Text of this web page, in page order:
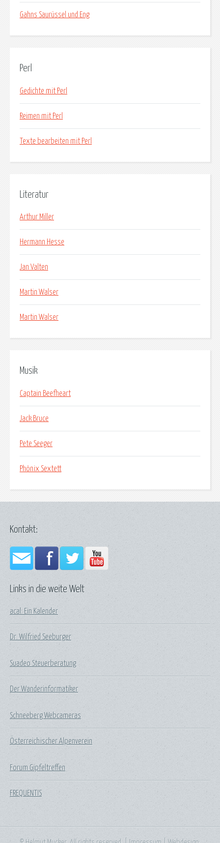
Gahns Saurüssel und Eng
Perl
Gedichte mit Perl
Reimen mit Perl
Texte bearbeiten mit Perl
Literatur
Arthur Miller
Hermann Hesse
Jan Valten
Martin Walser
Martin Walser
Musik
Captain Beefheart
Jack Bruce
Pete Seeger
Phönix Sextett
Links in die weite Welt
acal: Ein Kalender
Dr. Wilfried Seeburger
Suadeo Steuerberatung
Der Wanderinformatiker
Schneeberg Webcameras
Österreichischer Alpenverein
Forum Gipfeltreffen
FREQUENTIS
Kontakt: